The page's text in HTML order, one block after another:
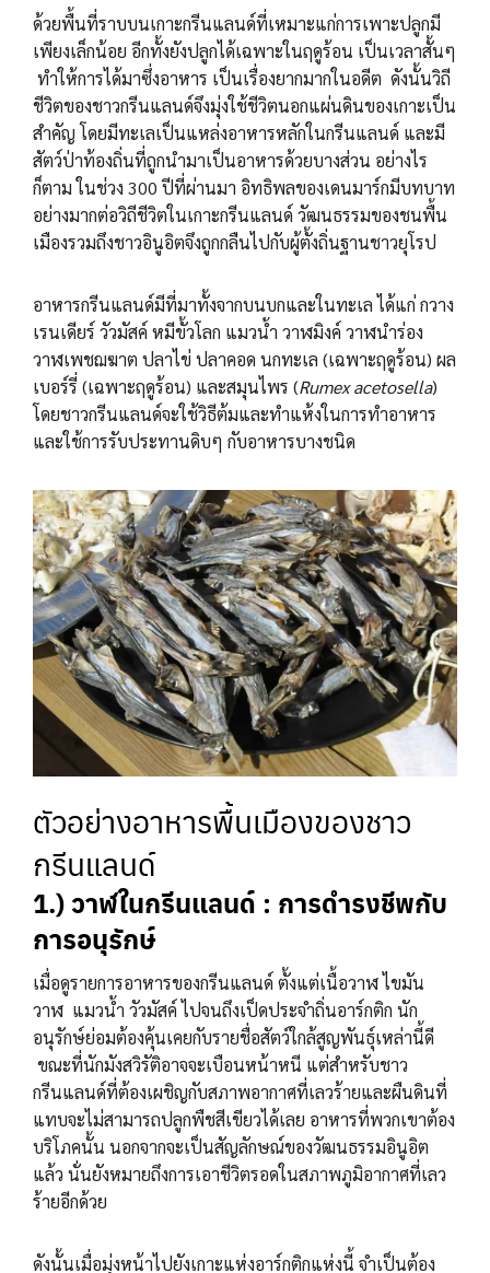
ด้วยพื้นที่ราบบนเกาะกรีนแลนด์ที่เหมาะแก่การเพาะปลูกมี
เพียงเล็กน้อย อีกทั้งยังปลูกได้เฉพาะในฤดูร้อน เป็นเวลาสั้นๆ
ทำให้การได้มาซึ่งอาหาร เป็นเรื่องยากมากในอดีต ดังนั้นวิถี
ชีวิตของชาวกรีนแลนด์จึงมุ่งใช้ชีวิตนอกแผ่นดินของเกาะเป็น
สำคัญ โดยมีทะเลเป็นแหล่งอาหารหลักในกรีนแลนด์ และมี
สัตว์ป่าท้องถิ่นที่ถูกนำมาเป็นอาหารด้วยบางส่วน อย่างไร
ก็ตาม ในช่วง 300 ปีที่ผ่านมา อิทธิพลของเดนมาร์กมีบทบาท
อย่างมากต่อวิถีชีวิตในเกาะกรีนแลนด์ วัฒนธรรมของชนพื้น
เมืองรวมถึงชาวอินูอิตจึงถูกกลืนไปกับผู้ตั้งถิ่นฐานชาวยุโรป
อาหารกรีนแลนด์มีที่มาทั้งจากบนบกและในทะเล ได้แก่ กวาง
เรนเดียร์ วัวมัสค์ หมีขั้วโลก แมวน้ำ วาฬมิงค์ วาฬนำร่อง
วาฬเพชฌฆาต ปลาไข่ ปลาคอด นกทะเล (เฉพาะฤดูร้อน) ผล
เบอร์รี่ (เฉพาะฤดูร้อน) และสมุนไพร (Rumex acetosella)
โดยชาวกรีนแลนด์จะใช้วิธีต้มและทำแห้งในการทำอาหาร
และใช้การรับประทานดิบๆ กับอาหารบางชนิด
ตัวอย่างอาหารพื้นเมืองของชาว
กรีนแลนด์
1.) วาฬในกรีนแลนด์ : การดำรงชีพกับ
การอนุรักษ์
เมื่อดูรายการอาหารของกรีนแลนด์ ตั้งแต่เนื้อวาฬ ไขมัน
วาฬ แมวน้ำ วัวมัสค์ ไปจนถึงเป็ดประจำถิ่นอาร์กติก นัก
อนุรักษ์ย่อมต้องคุ้นเคยกับรายชื่อสัตว์ใกล้สูญพันธุ์เหล่านี้ดี
ขณะที่นักมังสวิรัติอาจจะเบือนหน้าหนี แต่สำหรับชาว
กรีนแลนด์ที่ต้องเผชิญกับสภาพอากาศที่เลวร้ายและผืนดินที่
แทบจะไม่สามารถปลูกพืชสีเขียวได้เลย อาหารที่พวกเขาต้อง
บริโภคนั้น นอกจากจะเป็นสัญลักษณ์ของวัฒนธรรมอินูอิต
แล้ว นั่นยังหมายถึงการเอาชีวิตรอดในสภาพภูมิอากาศที่เลว
ร้ายอีกด้วย
ดังนั้นเมื่อมุ่งหน้าไปยังเกาะแห่งอาร์กติกแห่งนี้ จำเป็นต้อง